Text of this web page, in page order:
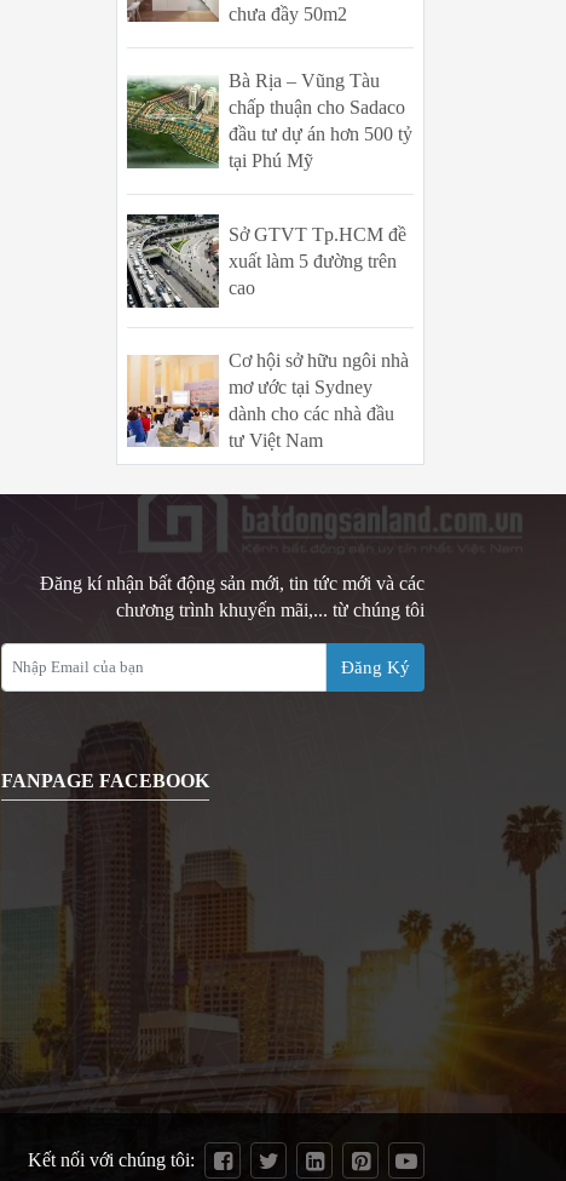
chưa đầy 50m2
Bà Rịa – Vũng Tàu
chấp thuận cho Sadaco
đầu tư dự án hơn 500 tỷ
tại Phú Mỹ
Sở GTVT Tp.HCM đề
xuất làm 5 đường trên
cao
Cơ hội sở hữu ngôi nhà
mơ ước tại Sydney
dành cho các nhà đầu
tư Việt Nam
Đăng kí nhận bất động sản mới, tin tức mới và các
chương trình khuyến mãi,... từ chúng tôi
Đăng Ký
FANPAGE FACEBOOK
Kết nối với chúng tôi: